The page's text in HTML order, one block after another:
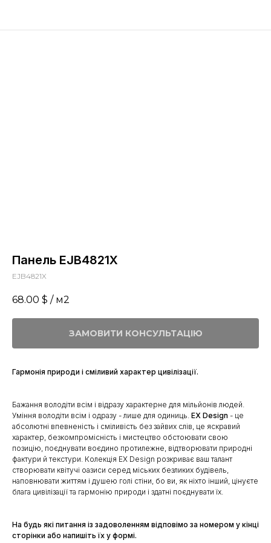
Панель EJB4821X
EJB4821X
68.00 $ / м2
ЗАМОВИТИ КОНСУЛЬТАЦІЮ
Гармонія природи і сміливий характер цивілізації.
Бажання володіти всім і відразу характерне для мільйонів людей.
Уміння володіти всім і одразу - лише для одиниць. EX Design - це
абсолютні впевненість і сміливість без зайвих слів, це яскравий
характер, безкомпромісність і мистецтво обстоювати свою
позицію, поєднувати воєдино протилежне, відтворювати природні
фактури й текстури. Колекція EX Design розкриває ваш талант
створювати квітучі оазиси серед міських безликих будівель,
наповнювати життям і душею голі стіни, бо ви, як ніхто інший, цінуєте
блага цивілізації та гармонію природи і здатні поєднувати їх.
На будь які питання із задоволенням відповімо за номером у кінці
сторінки або напишіть їх у формі.